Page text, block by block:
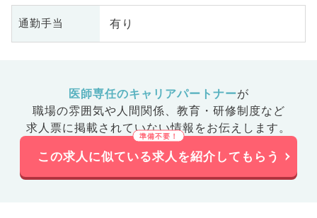
通勤手当 有り
医師専任のキャリアパートナーが
職場の雰囲気や人間関係、 教育・研修制度など
求人票に掲載されていない情報をお伝えします。
この求人に似ている求人を紹介してもらう